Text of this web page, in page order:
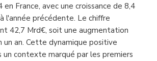
France, avec une croissance de 8,4
l'année précédente. Le chiffre
42,7 Mrd€, soit une augmentation
un an. Cette dynamique positive
un contexte marqué par les premiers